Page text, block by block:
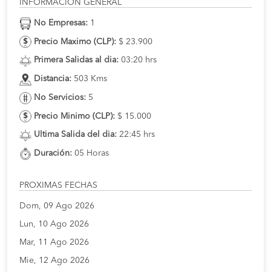
INFORMACION GENERAL
No Empresas: 1
Precio Maximo (CLP): $ 23.900
Primera Salidas al dia: 03:20 hrs
Distancia: 503 Kms
No Servicios: 5
Precio Minimo (CLP): $ 15.000
Ultima Salida del dia: 22:45 hrs
Duración: 05 Horas
PROXIMAS FECHAS
Dom, 09 Ago 2026
Lun, 10 Ago 2026
Mar, 11 Ago 2026
Mie, 12 Ago 2026